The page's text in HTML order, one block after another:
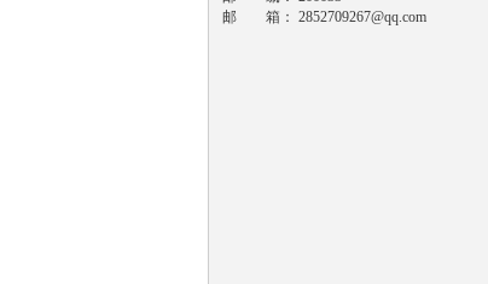
邮 箱： 2852709267@qq.com